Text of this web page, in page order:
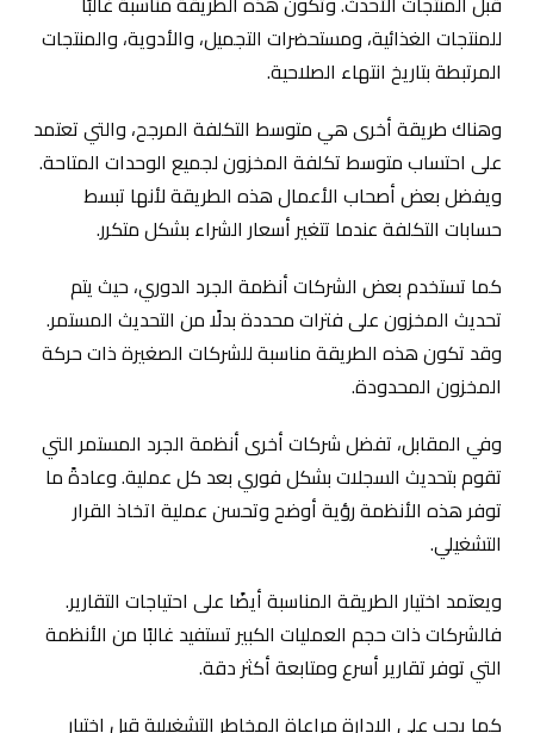
للمنتجات الغذائية، ومستحضرات التجميل، والأدوية، والمنتجات
المرتبطة بتاريخ انتهاء الصلاحية.
وهناك طريقة أخرى هي متوسط التكلفة المرجح، والتي تعتمد
على احتساب متوسط تكلفة المخزون لجميع الوحدات المتاحة.
ويفضل بعض أصحاب الأعمال هذه الطريقة لأنها تبسط
حسابات التكلفة عندما تتغير أسعار الشراء بشكل متكرر.
كما تستخدم بعض الشركات أنظمة الجرد الدوري، حيث يتم
تحديث المخزون على فترات محددة بدلًا من التحديث المستمر.
وقد تكون هذه الطريقة مناسبة للشركات الصغيرة ذات حركة
المخزون المحدودة.
وفي المقابل، تفضل شركات أخرى أنظمة الجرد المستمر التي
تقوم بتحديث السجلات بشكل فوري بعد كل عملية. وعادةً ما
توفر هذه الأنظمة رؤية أوضح وتحسن عملية اتخاذ القرار
التشغيلي.
ويعتمد اختيار الطريقة المناسبة أيضًا على احتياجات التقارير.
فالشركات ذات حجم العمليات الكبير تستفيد غالبًا من الأنظمة
التي توفر تقارير أسرع ومتابعة أكثر دقة.
كما يجب على الإدارة مراعاة المخاطر التشغيلية قبل اختيار